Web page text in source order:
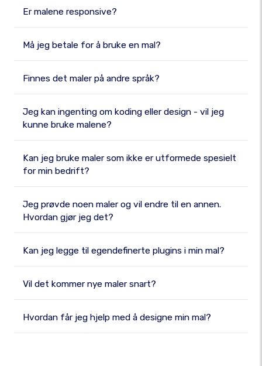
Er malene responsive?
Må jeg betale for å bruke en mal?
Finnes det maler på andre språk?
Jeg kan ingenting om koding eller design - vil jeg
kunne bruke malene?
Kan jeg bruke maler som ikke er utformede spesielt
for min bedrift?
Jeg prøvde noen maler og vil endre til en annen.
Hvordan gjør jeg det?
Kan jeg legge til egendefinerte plugins i min mal?
Vil det kommer nye maler snart?
Hvordan får jeg hjelp med å designe min mal?